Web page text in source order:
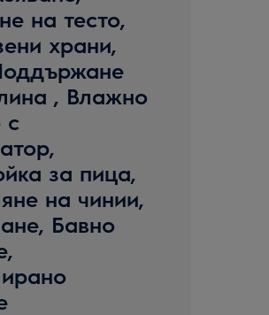
на тесто,
храни,
, Влажно
с
за пица,
на чинии,
Бавно